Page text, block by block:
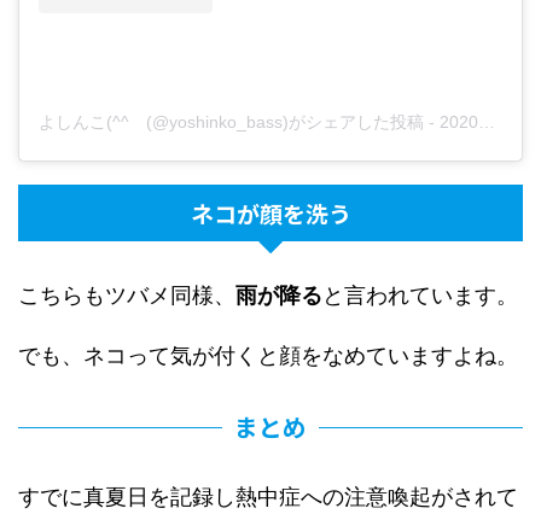
よしんこ(^^ゞ(@yoshinko_bass)がシェアした投稿 - 2020年 5月月2日午後4時05分PDT
ネコが顔を洗う
こちらもツバメ同様、 雨が降ると言われています。
でも、ネコって気が付くと顔をなめていますよね。
まとめ
すでに真夏日を記録し熱中症への注意喚起がされて